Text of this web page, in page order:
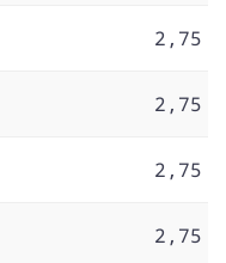
2,75
2,75
2,75
2,75